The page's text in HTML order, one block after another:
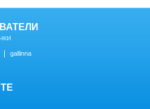
gallinna